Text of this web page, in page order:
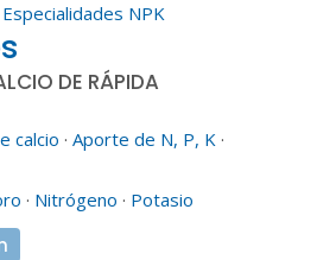
Especialidades NPK
DE RÁPIDA
calcio · Aporte de N, P, K·
· Nitrógeno · Potasio